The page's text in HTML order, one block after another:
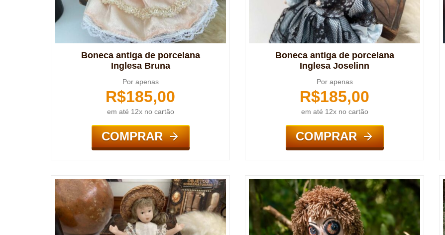
Boneca antiga de porcelana
Inglesa Bruna
Por apenas
R$185,00
em até 12x no cartão
COMPRAR
Boneca antiga de porcelana
Inglesa Joselinn
Por apenas
R$185,00
em até 12x no cartão
COMPRAR